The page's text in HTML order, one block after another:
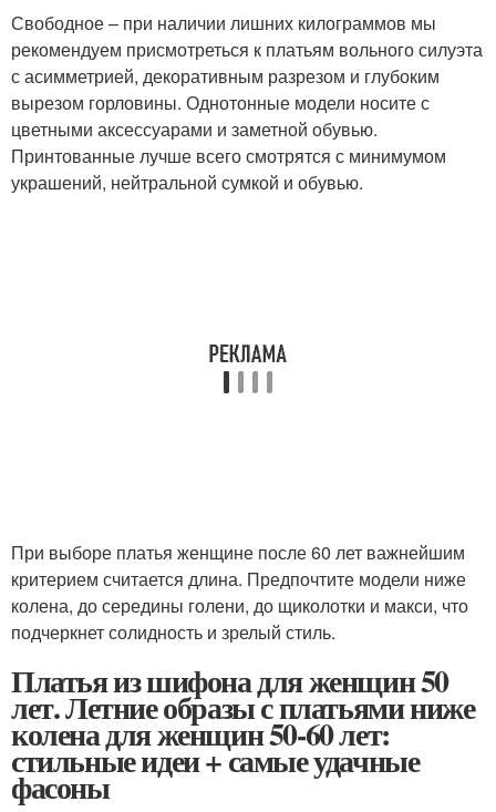
Свободное – при наличии лишних килограммов мы
рекомендуем присмотреться к платьям вольного силуэта
с асимметрией, декоративным разрезом и глубоким
вырезом горловины. Однотонные модели носите с
цветными аксессуарами и заметной обувью.
Принтованные лучше всего смотрятся с минимумом
украшений, нейтральной сумкой и обувью.
При выборе платья женщине после 60 лет важнейшим
критерием считается длина. Предпочтите модели ниже
колена, до середины голени, до щиколотки и макси, что
подчеркнет солидность и зрелый стиль.
Платья из шифона для женщин 50
лет. Летние образы с платьями ниже
колена для женщин 50-60 лет:
стильные идеи + самые удачные
фасоны